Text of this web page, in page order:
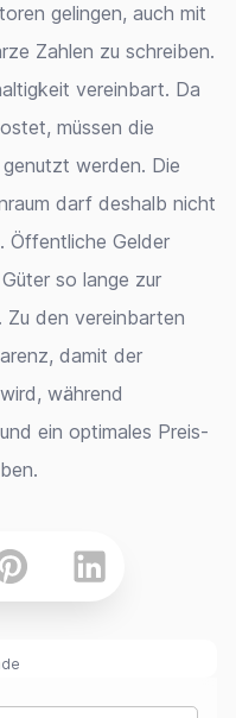
gelingen, auch mit
Zahlen zu schreiben.
vereinbart. Da
müssen die
werden. Die
darf deshalb nicht
Öffentliche Gelder
so lange zur
den vereinbarten
damit der
während
ein optimales Preis-